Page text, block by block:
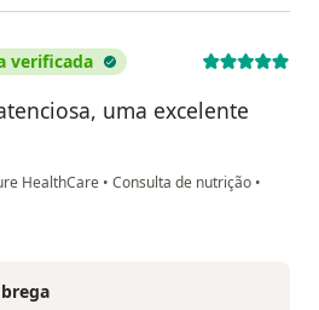
verificada
uma excelente
HealthCare • Consulta de nutrição •